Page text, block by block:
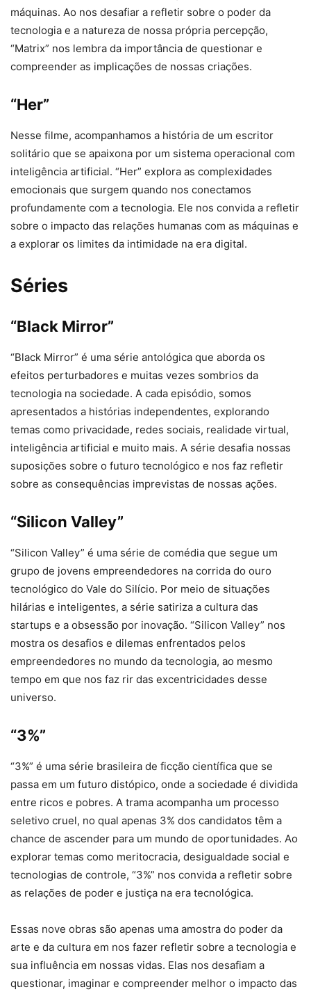
máquinas. Ao nos desafiar a refletir sobre o poder da
tecnologia e a natureza de nossa própria percepção,
“Matrix” nos lembra da importância de questionar e
compreender as implicações de nossas criações.
“Her”
Nesse filme, acompanhamos a história de um escritor
solitário que se apaixona por um sistema operacional com
inteligência artificial. “Her” explora as complexidades
emocionais que surgem quando nos conectamos
profundamente com a tecnologia. Ele nos convida a refletir
sobre o impacto das relações humanas com as máquinas e
a explorar os limites da intimidade na era digital.
Séries
“Black Mirror”
“Black Mirror” é uma série antológica que aborda os
efeitos perturbadores e muitas vezes sombrios da
tecnologia na sociedade. A cada episódio, somos
apresentados a histórias independentes, explorando
temas como privacidade, redes sociais, realidade virtual,
inteligência artificial e muito mais. A série desafia nossas
suposições sobre o futuro tecnológico e nos faz refletir
sobre as consequências imprevistas de nossas ações.
“Silicon Valley”
“Silicon Valley” é uma série de comédia que segue um
grupo de jovens empreendedores na corrida do ouro
tecnológico do Vale do Silício. Por meio de situações
hilárias e inteligentes, a série satiriza a cultura das
startups e a obsessão por inovação. “Silicon Valley” nos
mostra os desafios e dilemas enfrentados pelos
empreendedores no mundo da tecnologia, ao mesmo
tempo em que nos faz rir das excentricidades desse
universo.
“3%”
“3%” é uma série brasileira de ficção científica que se
passa em um futuro distópico, onde a sociedade é dividida
entre ricos e pobres. A trama acompanha um processo
seletivo cruel, no qual apenas 3% dos candidatos têm a
chance de ascender para um mundo de oportunidades. Ao
explorar temas como meritocracia, desigualdade social e
tecnologias de controle, “3%” nos convida a refletir sobre
as relações de poder e justiça na era tecnológica.
Essas nove obras são apenas uma amostra do poder da
arte e da cultura em nos fazer refletir sobre a tecnologia e
sua influência em nossas vidas. Elas nos desafiam a
questionar, imaginar e compreender melhor o impacto das